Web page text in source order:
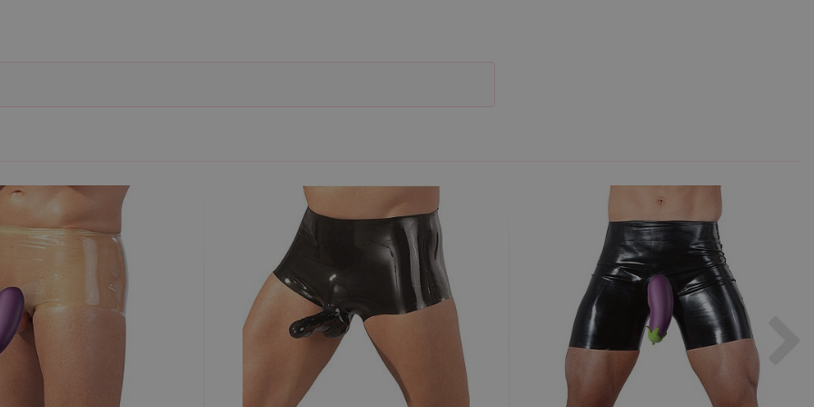
umožňují základní funkce webových stránek, jako je přihlášení uživatele a správa účtu. Webové stránky nelze
cookie správně používat.
Inc.
7 dní
Pro pokračující podporu lepivosti s případy použití CORS po aktualizaci
Chromium vytváříme další soubory cookie lepivosti pro každou z těchto funkcí
lepivosti založených na trvání s názvem AWSALBCORS (ALB).
LLC
6
měsíců
Google reCAPTCHA nastaví při spuštění potřebný soubor cookie (_GRECAPTCHA)
za účelem provedení analýzy rizik.
měsíc
Tento soubor cookie obsahuje informace o relaci. Je nezbytný pro správnou
Popis
Tento název souboru cookie je spojen s Google Universal Analytics - což je významná aktualizace běžněji
Vyprší
Widget živého chatu nastavuje soubory cookie pro uložení ID živého chatu Zopim používaného k